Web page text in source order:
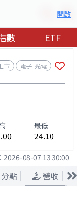
開啟
數 ETF
上市 電子–光電
最低
24.10
2026-08-07 13:30:00
分點 營收